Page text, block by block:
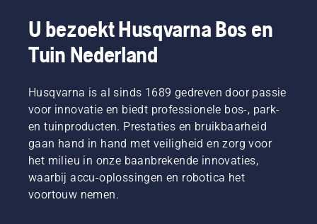
U bezoekt Husqvarna Bos en
Tuin Nederland
Husqvarna is al sinds 1689 gedreven door passie
voor innovatie en biedt professionele bos-, park-
en tuinproducten. Prestaties en bruikbaarheid
gaan hand in hand met veiligheid en zorg voor
het milieu in onze baanbrekende innovaties,
waarbij accu-oplossingen en robotica het
voortouw nemen.